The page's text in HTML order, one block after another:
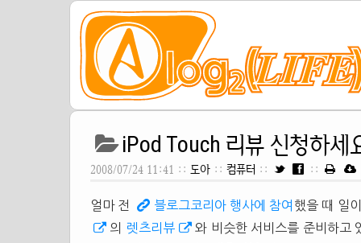
iPod Touch 리뷰 신청하세
2008/07/24 11:41 :: 도아 :: 컴퓨터 :: ::
얼마 전 블로그코리아 행사에 참여 했을 때 일
의 렛츠리뷰
와 비슷한 서비스를 준비하고